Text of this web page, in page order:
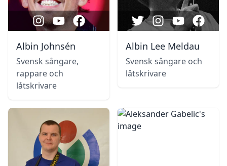
Albin Johnsén
Svensk sångare,
rappare och
låtskrivare
Albin Lee Meldau
Svensk sångare och
låtskrivare